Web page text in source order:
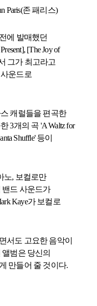
Paris(존 패리스)
에 발매했던
[The Joy of
서 그가 최고라고
운드로
캐럴들을 편곡한
3개의 곡 'A Waltz for
Shuffle' 등이
노, 보컬로만
밴드 사운드가
Kaye가 보컬로
서도 고요한 음악이
범은 당신의
만들어 줄 것이다.